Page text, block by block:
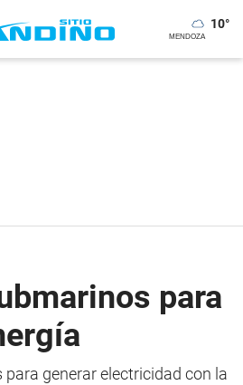
10°
para
generar electricidad con la